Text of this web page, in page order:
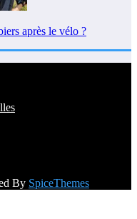
après le vélo ?
By SpiceThemes